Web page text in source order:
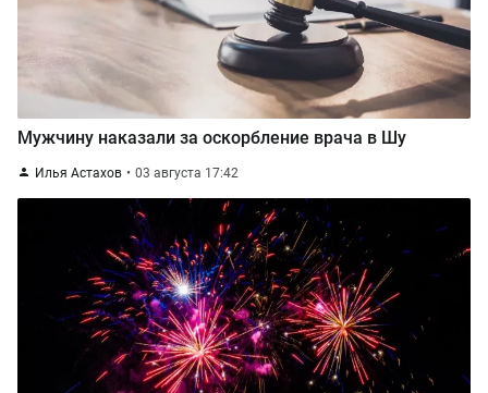
Мужчину наказали за оскорбление врача в Шу
Илья Астахов 03 августа 17:42